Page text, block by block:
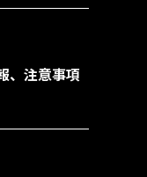
、注意事項